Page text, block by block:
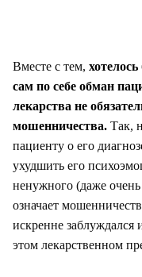
Вместе с тем,
сам по себе обман
лекарства не
мошенничества. Так,
пациенту о его
ухудшить его
ненужного (даже очень
означает
искренне заблуждался
этом лекарственном